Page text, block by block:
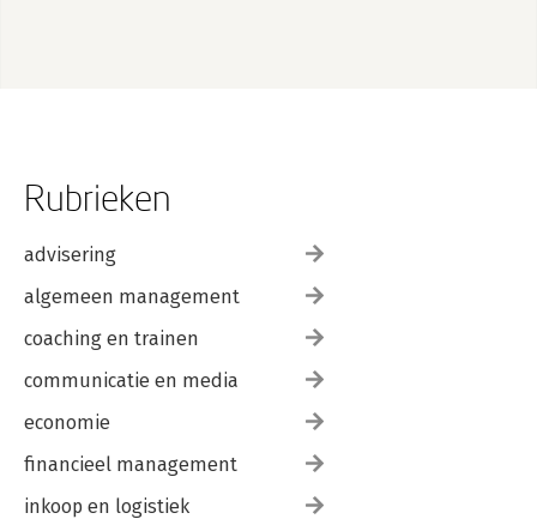
Rubrieken
advisering
algemeen management
coaching en trainen
communicatie en media
economie
financieel management
inkoop en logistiek